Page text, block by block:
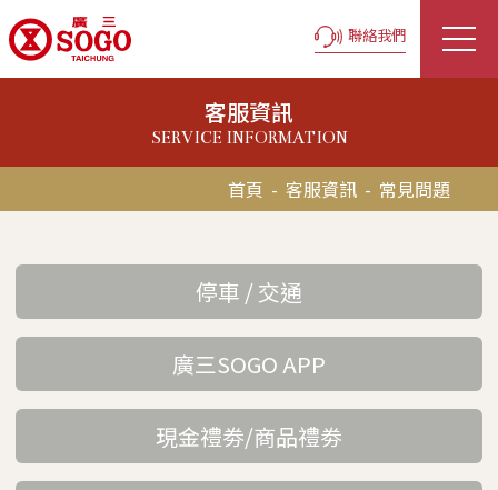
聯絡我們
客服資訊
SERVICE INFORMATION
首頁 - 客服資訊 - 常見問題
停車 / 交通
廣三SOGO APP
現金禮劵/商品禮劵